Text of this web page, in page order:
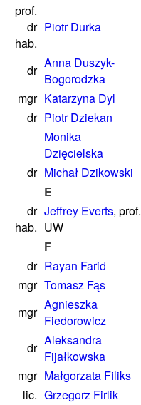
prof.
dr
hab.
Piotr Durka
dr Anna Duszyk-
Bogorodzka
mgr Katarzyna Dyl
dr Piotr Dziekan
Monika
Dzięcielska
dr Michał Dzikowski
E
dr
hab.
Jeffrey Everts, prof.
UW
F
dr Rayan Farid
mgr Tomasz Fąs
mgr Agnieszka
Fiedorowicz
dr Aleksandra
Fijałkowska
mgr Małgorzata Filiks
lic. Grzegorz Firlik